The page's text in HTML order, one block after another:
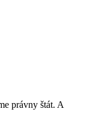
právny štát. A